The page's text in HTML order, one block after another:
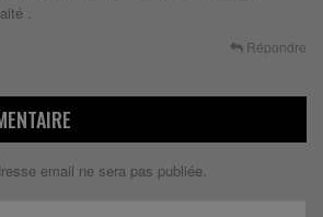
.
Répondre
email ne sera pas publiée.